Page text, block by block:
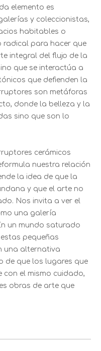
elemento es
y coleccionistas,
habitables o
radical para hacer que
integral del flujo de la
que se interactúa a
que defienden la
son metáforas
donde la belleza y la
sino que son lo
cerámicos
nuestra relación
la idea de que la
y que el arte no
Nos invita a ver el
una galería
un mundo saturado
pequeñas
una alternativa
de que los lugares que
el mismo cuidado,
obras de arte que